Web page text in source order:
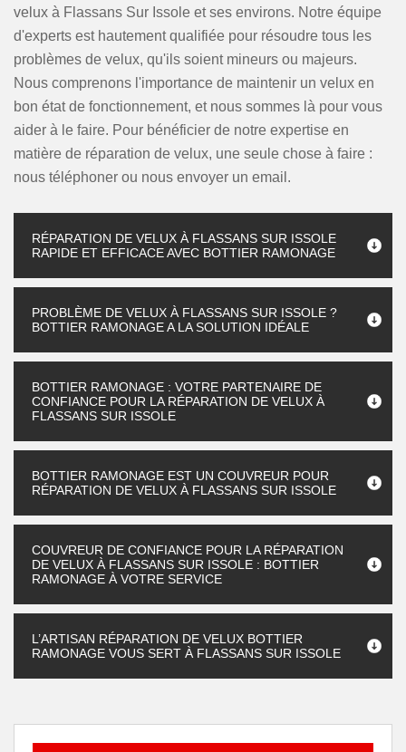
velux à Flassans Sur Issole et ses environs. Notre équipe
d'experts est hautement qualifiée pour résoudre tous les
problèmes de velux, qu'ils soient mineurs ou majeurs.
Nous comprenons l'importance de maintenir un velux en
bon état de fonctionnement, et nous sommes là pour vous
aider à le faire. Pour bénéficier de notre expertise en
matière de réparation de velux, une seule chose à faire :
nous téléphoner ou nous envoyer un email.
RÉPARATION DE VELUX À FLASSANS SUR ISSOLE
RAPIDE ET EFFICACE AVEC BOTTIER RAMONAGE
PROBLÈME DE VELUX À FLASSANS SUR ISSOLE ?
BOTTIER RAMONAGE A LA SOLUTION IDÉALE
BOTTIER RAMONAGE : VOTRE PARTENAIRE DE
CONFIANCE POUR LA RÉPARATION DE VELUX À
FLASSANS SUR ISSOLE
BOTTIER RAMONAGE EST UN COUVREUR POUR
RÉPARATION DE VELUX À FLASSANS SUR ISSOLE
COUVREUR DE CONFIANCE POUR LA RÉPARATION
DE VELUX À FLASSANS SUR ISSOLE : BOTTIER
RAMONAGE À VOTRE SERVICE
L’ARTISAN RÉPARATION DE VELUX BOTTIER
RAMONAGE VOUS SERT À FLASSANS SUR ISSOLE